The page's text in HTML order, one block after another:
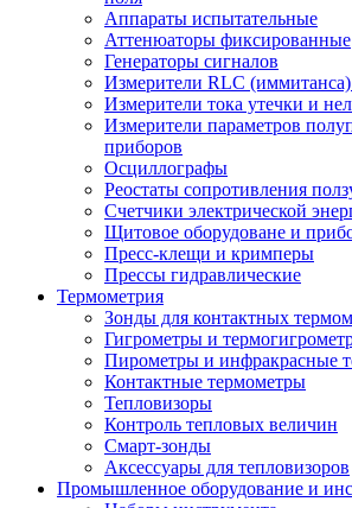
Аппараты испытательные
Аттенюаторы фиксированные
Генераторы сигналов
Измерители RLC
Измерители тока утечки и
Измерители параметров
приборов
Осциллографы
Реостаты сопротивления
Счетчики электрической
Щитовое оборудоване и
Пресс-клещи и кримперы
Прессы гидравлические
Термометрия
Зонды для контактных
Гигрометры и
Пирометры и инфракрасные
Контактные термометры
Тепловизоры
Контроль тепловых величин
Смарт-зонды
Аксессуары для тепловизоров
Промышленное оборудование и